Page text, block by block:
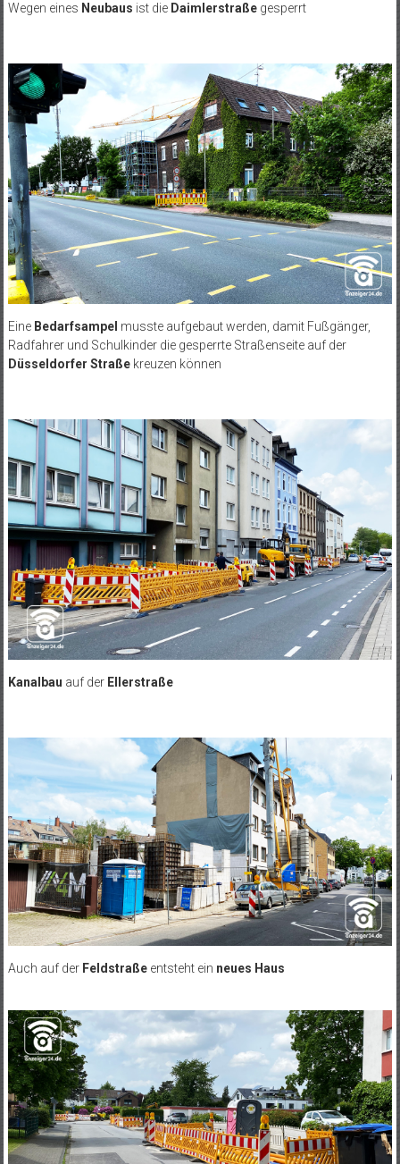
Wegen eines Neubaus ist die Daimlerstraßegesperrt
Eine Bedarfsampel musste aufgebaut werden, damit Fußgänger,
Radfahrer und Schulkinder die gesperrte Straßenseite auf der
Düsseldorfer Straßekreuzen können
Kanalbau auf der Ellerstraße
Auch auf der Feldstraßeentsteht ein neues Haus